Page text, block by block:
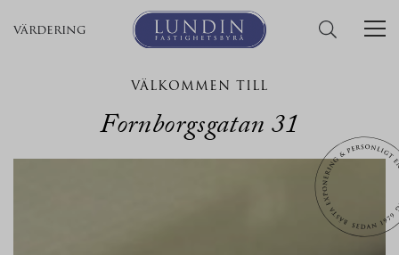
värdering
VÄLKOMMEN TILL
Fornborgsgatan 31